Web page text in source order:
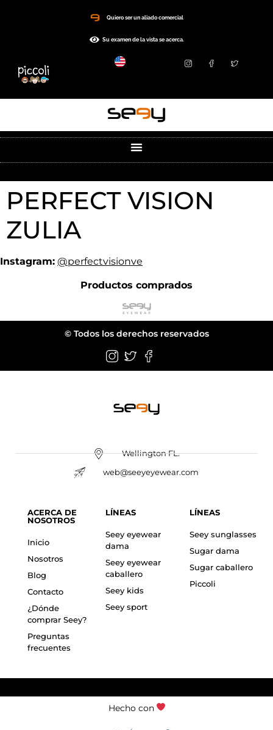
Quiero ser un aliado comercial
Su examen de la vista se acerca.
PERFECT VISION
ZULIA
Instagram: @perfectvisionve
Productos comprados
© Todos los derechos reservados
Wellington FL.
web@seeyeyewear.com
ACERCA DE
NOSOTROS
Inicio
Nosotros
Blog
Contacto
¿Dónde
comprar Seey?
Preguntas
frecuentes
LÍNEAS
Seey eyewear
dama
Seey eyewear
caballero
Seey kids
Seey sport
LÍNEAS
Seey sunglasses
Sugar dama
Sugar caballero
Piccoli
Hecho con